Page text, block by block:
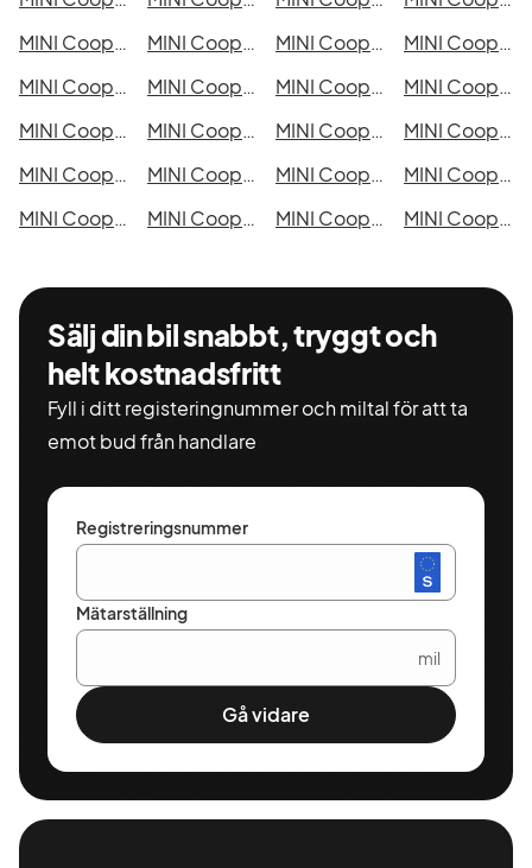
MINI Cooper S Clubman i Borås
MINI Cooper S Clubman i Falkenberg MINI Cooper S Clubman i Gävle
MINI Cooper S Clubman i Luleå
MINI Cooper S Clubman i Lund
MINI Cooper S Clubman i Mönsterås MINI Cooper S Clubman i Uddevalla
MINI Cooper S Clubman i Västervik
MINI Cooper S Clubman i Ystad
MINI Cooper S Clubman i Östersund MINI Cooper S Clubman i Borlänge
MINI Cooper S Clubman i Kiruna
MINI Cooper S Clubman i Nyköping
MINI Cooper S Clubman i Oskarshamn MINI Cooper S Clubman i Sigtuna
MINI Cooper S Clubman i Skellefteå
MINI Cooper S Clubman i Skövde
MINI Cooper S Clubman i Trollhättan MINI Cooper S Clubman i Alingsås MINI Cooper S Clubman i Båstad
Sälj din bil snabbt, tryggt och
helt kostnadsfritt
Fyll i ditt registeringnummer och miltal för att ta
emot bud från handlare
Registreringsnummer
Mätarställning
mil
Gå vidare